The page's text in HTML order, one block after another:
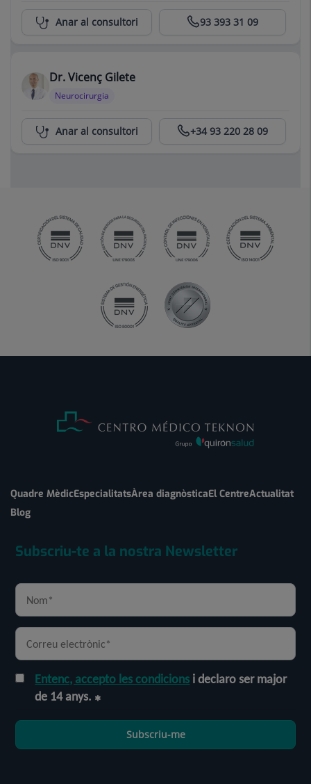
Centro Médico Teknon 93 393 31 09
Anar al consultori
Dr. Vicenç Gilete
Neurocirurgia
Centro Médico Teknon +34 93 220 28 09
Anar al consultori
Quadre MèdicEspecialitatsÀrea diagnòsticaEl CentreActualitat
Blog
Subscriu-te a la nostra Newsletter
Entenc, accepto les condicions i declaro ser major
de 14 anys.
Subscriu-me